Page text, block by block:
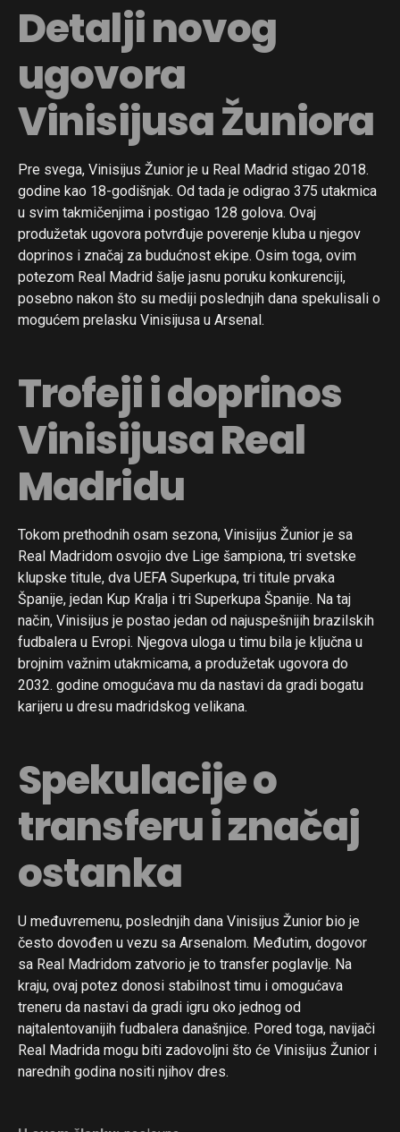
Detalji novog
ugovora
Vinisijusa Žuniora
Pre svega, Vinisijus Žunior je u Real Madrid stigao 2018.
godine kao 18-godišnjak. Od tada je odigrao 375 utakmica
u svim takmičenjima i postigao 128 golova. Ovaj
produžetak ugovora potvrđuje poverenje kluba u njegov
doprinos i značaj za budućnost ekipe. Osim toga, ovim
potezom Real Madrid šalje jasnu poruku konkurenciji,
posebno nakon što su mediji poslednjih dana spekulisali o
mogućem prelasku Vinisijusa u Arsenal.
Trofeji i doprinos
Vinisijusa Real
Madridu
Tokom prethodnih osam sezona, Vinisijus Žunior je sa
Real Madridom osvojio dve Lige šampiona, tri svetske
klupske titule, dva UEFA Superkupa, tri titule prvaka
Španije, jedan Kup Kralja i tri Superkupa Španije. Na taj
način, Vinisijus je postao jedan od najuspešnijih brazilskih
fudbalera u Evropi. Njegova uloga u timu bila je ključna u
brojnim važnim utakmicama, a produžetak ugovora do
2032. godine omogućava mu da nastavi da gradi bogatu
karijeru u dresu madridskog velikana.
Spekulacije o
transferu i značaj
ostanka
U međuvremenu, poslednjih dana Vinisijus Žunior bio je
često dovođen u vezu sa Arsenalom. Međutim, dogovor
sa Real Madridom zatvorio je to transfer poglavlje. Na
kraju, ovaj potez donosi stabilnost timu i omogućava
treneru da nastavi da gradi igru oko jednog od
najtalentovanijih fudbalera današnjice. Pored toga, navijači
Real Madrida mogu biti zadovoljni što će Vinisijus Žunior i
narednih godina nositi njihov dres.